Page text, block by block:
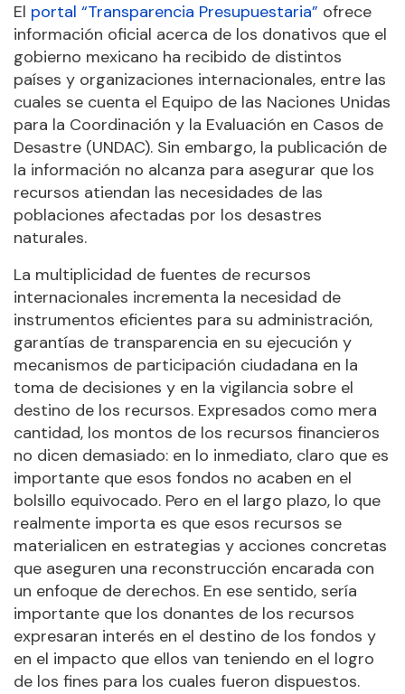
El portal “Transparencia Presupuestaria” ofrece
información oficial acerca de los donativos que el
gobierno mexicano ha recibido de distintos
países y organizaciones internacionales, entre las
cuales se cuenta el Equipo de las Naciones Unidas
para la Coordinación y la Evaluación en Casos de
Desastre (UNDAC). Sin embargo, la publicación de
la información no alcanza para asegurar que los
recursos atiendan las necesidades de las
poblaciones afectadas por los desastres
naturales.
La multiplicidad de fuentes de recursos
internacionales incrementa la necesidad de
instrumentos eficientes para su administración,
garantías de transparencia en su ejecución y
mecanismos de participación ciudadana en la
toma de decisiones y en la vigilancia sobre el
destino de los recursos. Expresados como mera
cantidad, los montos de los recursos financieros
no dicen demasiado: en lo inmediato, claro que es
importante que esos fondos no acaben en el
bolsillo equivocado. Pero en el largo plazo, lo que
realmente importa es que esos recursos se
materialicen en estrategias y acciones concretas
que aseguren una reconstrucción encarada con
un enfoque de derechos. En ese sentido, sería
importante que los donantes de los recursos
expresaran interés en el destino de los fondos y
en el impacto que ellos van teniendo en el logro
de los fines para los cuales fueron dispuestos.